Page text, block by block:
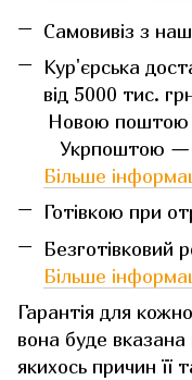
Самовивіз з
Кур'єрська
від 5000 тис.
Новою поштою
Укрпоштою —
Більше
Готівкою при
Безготівковий
Більше
Гарантія для
вона буде вказана
якихось причин її